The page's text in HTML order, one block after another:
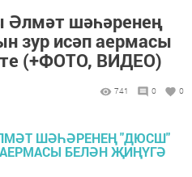
Әлмәт шәһәренең
зур исәп аермасы
(+ФОТО, ВИДЕО)
741 0 0